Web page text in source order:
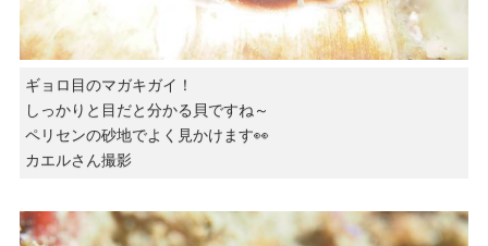
ギョロ目のマガキガイ！
しっかりと目だと分かる貝ですね～
ペリセンの砂地でよく見かけます👀
カエルさん撮影